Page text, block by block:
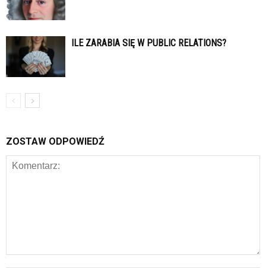
ILE ZARABIA SIĘ W PUBLIC RELATIONS?
ZOSTAW ODPOWIEDŹ